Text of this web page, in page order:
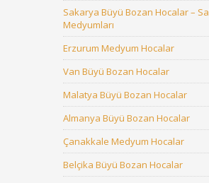
Sakarya Büyü Bozan Hocalar –
Medyumları
Erzurum Medyum Hocalar
Van Büyü Bozan Hocalar
Malatya Büyü Bozan Hocalar
Almanya Büyü Bozan Hocalar
Çanakkale Medyum Hocalar
Belçika Büyü Bozan Hocalar